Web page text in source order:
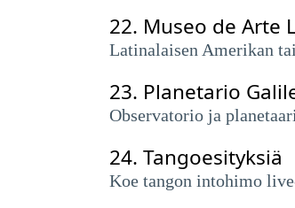
22. Museo de Arte
Latinalaisen Amerikan
23. Planetario
Observatorio ja
24. Tangoesityksiä
Koe tangon intohimo